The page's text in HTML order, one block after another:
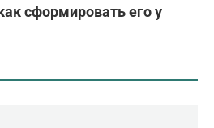
сформировать его у